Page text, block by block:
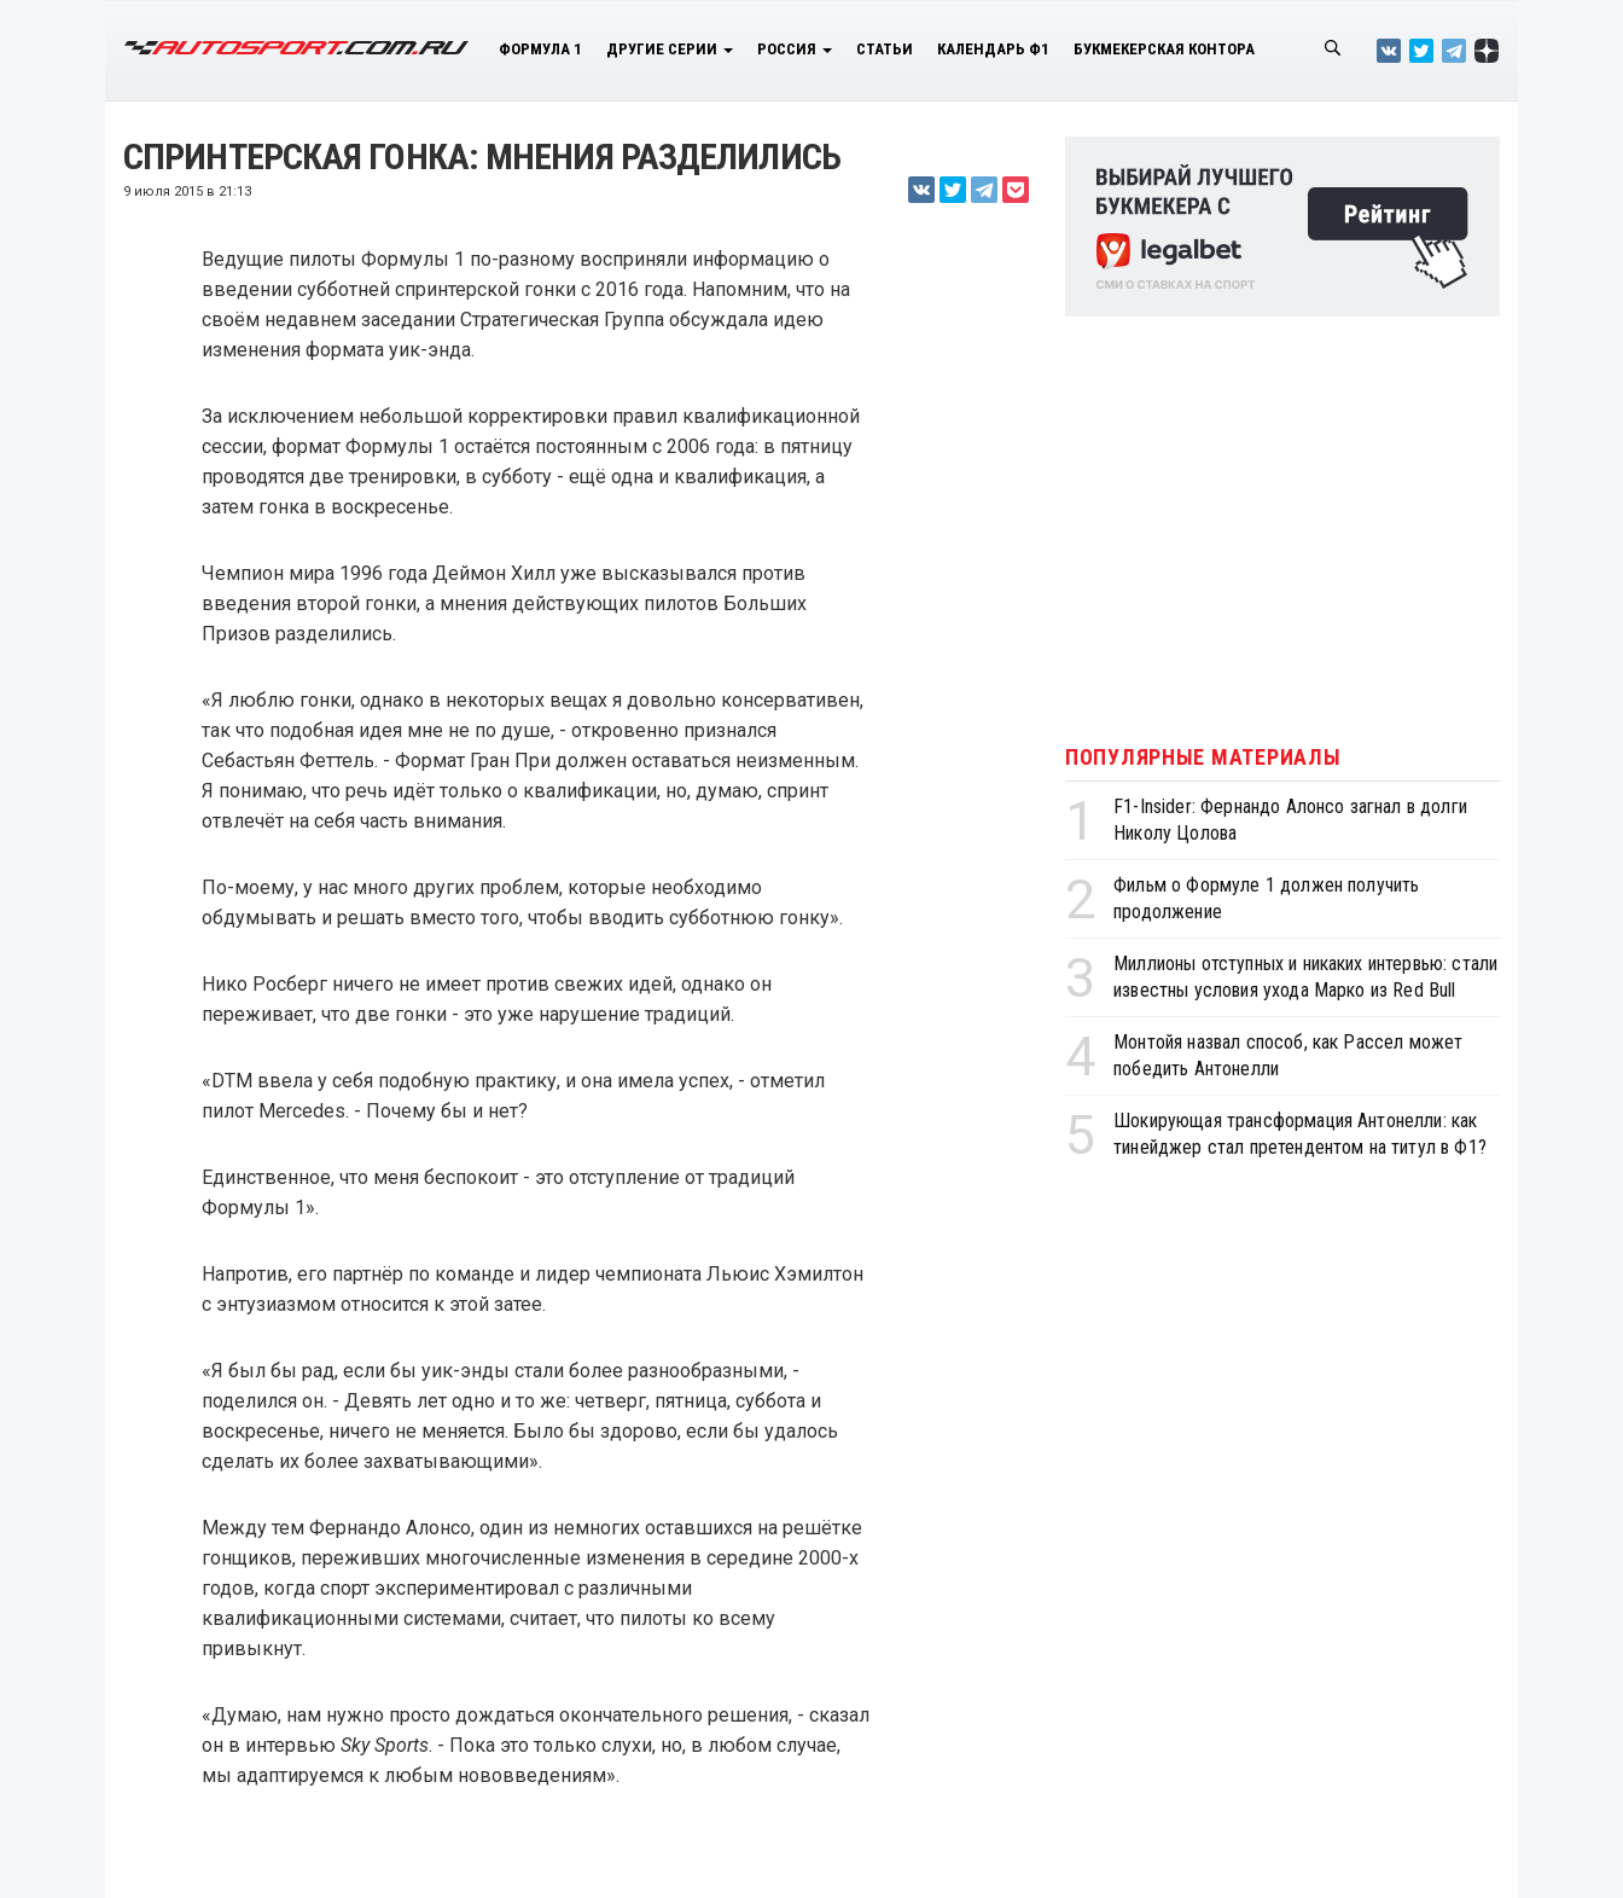
ФОРМУЛА 1 ДРУГИЕ СЕРИИ РОССИЯ СТАТЬИ КАЛЕНДАРЬ Ф1 БУКМЕКЕРСКАЯ КОНТОРА
СПРИНТЕРСКАЯ ГОНКА: МНЕНИЯ РАЗДЕЛИЛИСЬ
9 июля 2015 в 21:13
Ведущие пилоты Формулы 1 по-разному восприняли информацию о
введении субботней спринтерской гонки с 2016 года. Напомним, что на
своём недавнем заседании Стратегическая Группа обсуждала идею
изменения формата уик-энда.
За исключением небольшой корректировки правил квалификационной
сессии, формат Формулы 1 остаётся постоянным с 2006 года: в пятницу
проводятся две тренировки, в субботу - ещё одна и квалификация, а
затем гонка в воскресенье.
Чемпион мира 1996 года Деймон Хилл уже высказывался против
введения второй гонки, а мнения действующих пилотов Больших
Призов разделились.
«Я люблю гонки, однако в некоторых вещах я довольно консервативен,
так что подобная идея мне не по душе, - откровенно признался
Себастьян Феттель. - Формат Гран При должен оставаться неизменным.
Я понимаю, что речь идёт только о квалификации, но, думаю, спринт
отвлечёт на себя часть внимания.
По-моему, у нас много других проблем, которые необходимо
обдумывать и решать вместо того, чтобы вводить субботнюю гонку».
Нико Росберг ничего не имеет против свежих идей, однако он
переживает, что две гонки - это уже нарушение традиций.
«DTM ввела у себя подобную практику, и она имела успех, - отметил
пилот Mercedes. - Почему бы и нет?
Единственное, что меня беспокоит - это отступление от традиций
Формулы 1».
Напротив, его партнёр по команде и лидер чемпионата Льюис Хэмилтон
с энтузиазмом относится к этой затее.
«Я был бы рад, если бы уик-энды стали более разнообразными, -
поделился он. - Девять лет одно и то же: четверг, пятница, суббота и
воскресенье, ничего не меняется. Было бы здорово, если бы удалось
сделать их более захватывающими».
Между тем Фернандо Алонсо, один из немногих оставшихся на решётке
гонщиков, переживших многочисленные изменения в середине 2000-х
годов, когда спорт экспериментировал с различными
квалификационными системами, считает, что пилоты ко всему
привыкнут.
«Думаю, нам нужно просто дождаться окончательного решения, - сказал
он в интервью Sky Sports. - Пока это только слухи, но, в любом случае,
мы адаптируемся к любым нововведениям».
ПОПУЛЯРНЫЕ МАТЕРИАЛЫ
1
F1-Insider: Фернандо Алонсо загнал в долги
Николу Цолова
2
Фильм о Формуле 1 должен получить
продолжение
3
Миллионы отступных и никаких интервью: стали
известны условия ухода Марко из Red Bull
4
Монтойя назвал способ, как Рассел может
победить Антонелли
5
Шокирующая трансформация Антонелли: как
тинейджер стал претендентом на титул в Ф1?